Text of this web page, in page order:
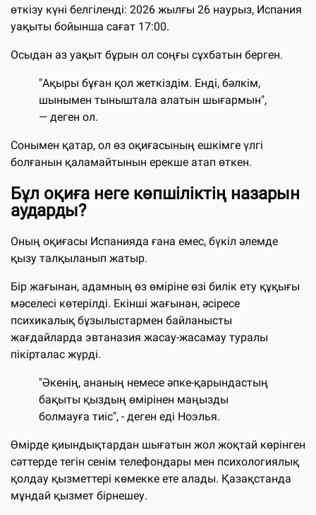
өткізу күні белгіленді: 2026 жылғы 26 наурыз, Испания
уақыты бойынша сағат 17:00.
Осыдан аз уақыт бұрын ол соңғы сұхбатын берген.
"Ақыры бұған қол жеткіздім. Енді, бәлкім,
шынымен тыныштала алатын шығармын",
— деген ол.
Сонымен қатар, ол өз оқиғасының ешкімге үлгі
болғанын қаламайтынын ерекше атап өткен.
Бұл оқиға неге көпшіліктің назарын
аударды?
Оның оқиғасы Испанияда ғана емес, бүкіл әлемде
қызу талқыланып жатыр.
Бір жағынан, адамның өз өміріне өзі билік ету құқығы
мәселесі көтерілді. Екінші жағынан, әсіресе
психикалық бұзылыстармен байланысты
жағдайларда эвтаназия жасау-жасамау туралы
пікірталас жүрді.
"Әкенің, ананың немесе әпке-қарындастың
бақыты қыздың өмірінен маңызды
болмауға тиіс", - деген еді Ноэлья.
Өмірде қиындықтардан шығатын жол жоқтай көрінген
сәттерде тегін сенім телефондары мен психологиялық
қолдау қызметтері көмекке ете алады. Қазақстанда
мұндай қызмет бірнешеу.